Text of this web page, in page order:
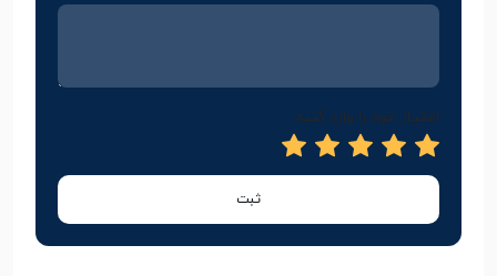
امتیاز خود را وارد کنید
ثبت